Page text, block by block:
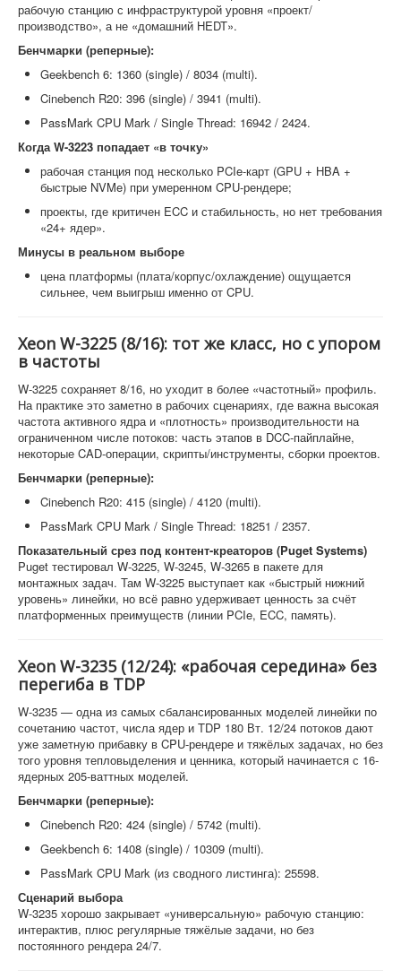
рабочую станцию с инфраструктурой уровня «проект/
производство», а не «домашний HEDT».
Бенчмарки (реперные):
Geekbench 6: 1360 (single) / 8034 (multi).
Cinebench R20: 396 (single) / 3941 (multi).
PassMark CPU Mark / Single Thread: 16942 / 2424.
Когда W-3223 попадает «в точку»
рабочая станция под несколько PCIe-карт (GPU + HBA +
быстрые NVMe) при умеренном CPU-рендере;
проекты, где критичен ECC и стабильность, но нет требования
«24+ ядер».
Минусы в реальном выборе
цена платформы (плата/корпус/охлаждение) ощущается
сильнее, чем выигрыш именно от CPU.
Xeon W-3225 (8/16): тот же класс, но с упором
в частоты
W-3225 сохраняет 8/16, но уходит в более «частотный» профиль.
На практике это заметно в рабочих сценариях, где важна высокая
частота активного ядра и «плотность» производительности на
ограниченном числе потоков: часть этапов в DCC-пайплайне,
некоторые CAD-операции, скрипты/инструменты, сборки проектов.
Бенчмарки (реперные):
Cinebench R20: 415 (single) / 4120 (multi).
PassMark CPU Mark / Single Thread: 18251 / 2357.
Показательный срез под контент-креаторов (Puget Systems)
Puget тестировал W-3225, W-3245, W-3265 в пакете для
монтажных задач. Там W-3225 выступает как «быстрый нижний
уровень» линейки, но всё равно удерживает ценность за счёт
платформенных преимуществ (линии PCIe, ECC, память).
Xeon W-3235 (12/24): «рабочая середина» без
перегиба в TDP
W-3235 — одна из самых сбалансированных моделей линейки по
сочетанию частот, числа ядер и TDP 180 Вт. 12/24 потоков дают
уже заметную прибавку в CPU-рендере и тяжёлых задачах, но без
того уровня тепловыделения и ценника, который начинается с 16-
ядерных 205-ваттных моделей.
Бенчмарки (реперные):
Cinebench R20: 424 (single) / 5742 (multi).
Geekbench 6: 1408 (single) / 10309 (multi).
PassMark CPU Mark (из сводного листинга): 25598.
Сценарий выбора
W-3235 хорошо закрывает «универсальную» рабочую станцию:
интерактив, плюс регулярные тяжёлые задачи, но без
постоянного рендера 24/7.